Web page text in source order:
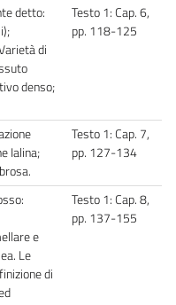
detto:
di
denso;
Testo 1: Cap. 6,
pp. 118-125
Ialina;
Testo 1: Cap. 7,
pp. 127-134
e
Le
di
Testo 1: Cap. 8,
pp. 137-155